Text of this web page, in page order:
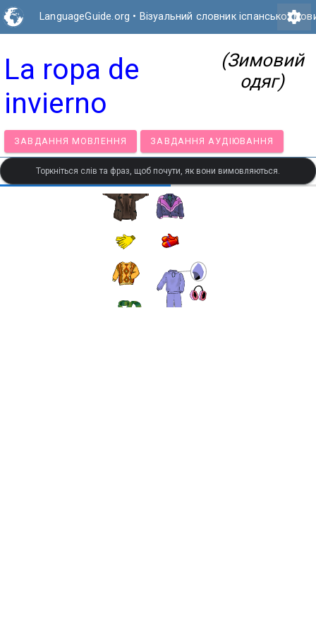
LanguageGuide.org • Візуальний словник іспанськоїsettings
La ropa de
invierno
(Зимовий
одяг)
ЗАВДАННЯ МОВЛЕННЯ ЗАВДАННЯ АУДІЮВАННЯ
Торкніться слів та фраз, щоб почути, як вони вимовляються.